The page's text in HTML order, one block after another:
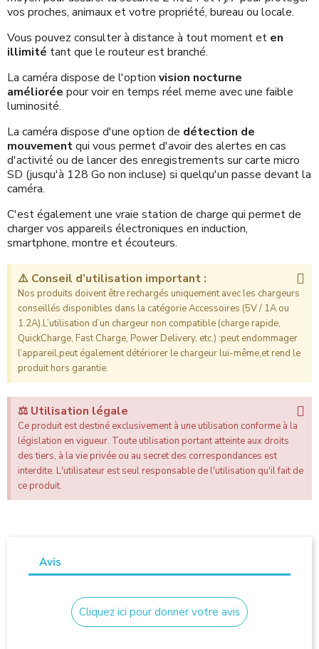
vos proches, animaux et votre propriété, bureau ou locale.
Vous pouvez consulter à distance à tout moment et en
illimité tant que le routeur est branché.
La caméra dispose de l'option vision nocturne
améliorée pour voir en temps réel meme avec une faible
luminosité.
La caméra dispose d'une option de détection de
mouvementqui vous permet d'avoir des alertes en cas
d'activité ou de lancer des enregistrements sur carte micro
SD (jusqu'à 128 Go non incluse) si quelqu'un passe devant la
caméra.
C'est également une vraie station de charge qui permet de
charger vos appareils électroniques en induction,
smartphone, montre et écouteurs.
⚠️ Conseil d’utilisation important :
Nos produits doivent être rechargés uniquement avec les chargeurs
conseillés disponibles dans la catégorie Accessoires (5V / 1A ou
1.2A).L’utilisation d’un chargeur non compatible (charge rapide,
QuickCharge, Fast Charge, Power Delivery, etc.) :peut endommager
l’appareil,peut également détériorer le chargeur lui-même,et rend le
produit hors garantie.
⚖️ Utilisation légale
Ce produit est destiné exclusivement à une utilisation conforme à la
législation en vigueur. Toute utilisation portant atteinte aux droits
des tiers, à la vie privée ou au secret des correspondances est
interdite. L'utilisateur est seul responsable de l'utilisation qu'il fait de
ce produit.
Avis
Cliquez ici pour donner votre avis